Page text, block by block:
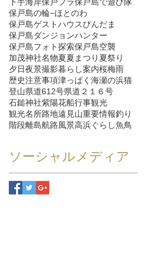
保戸島の輪−ほとのわ
保戸島ゲストハウスびんだま
保戸島ダンジョンハンター
保戸島フォト探索保戸島空襲
加茂神社名物夏夏まつり 夏祭り
夕日夜景撮影暮らし案内桜梅雨
歴史注意事項津っぱく 海瀬の浜猫
登山県道612号県道２１６号
石鎚神社紫陽花船行事観光
観光名所路地遠見山重要情報釣り
階段離島航路 風景高浜ぐらし魚鳥
ソーシャルメディア